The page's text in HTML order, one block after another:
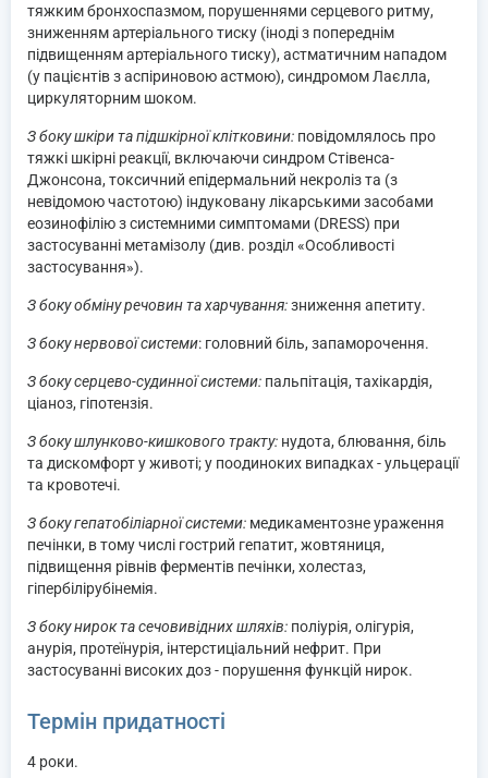
тяжким бронхоспазмом, порушеннями серцевого ритму,
зниженням артеріального тиску (іноді з попереднім
підвищенням артеріального тиску), астматичним нападом
(у пацієнтів з аспіриновою астмою), синдромом Лаєлла,
циркуляторним шоком.
З боку шкіри та підшкірної клітковини: повідомлялось про
тяжкі шкірні реакції, включаючи синдром Стівенса-
Джонсона, токсичний епідермальний некроліз та (з
невідомою частотою) індуковану лікарськими засобами
еозинофілію з системними симптомами (DRESS) при
застосуванні метамізолу (див. розділ «Особливості
застосування»).
З боку обміну речовин та харчування:зниження апетиту.
З боку нервової системи: головний біль, запаморочення.
З боку серцево-судинної системи: пальпітація, тахікардія,
ціаноз, гіпотензія.
З боку шлунково-кишкового тракту: нудота, блювання, біль
та дискомфорт у животі; у поодиноких випадках - ульцерації
та кровотечі.
З боку гепатобіліарної системи: медикаментозне ураження
печінки, в тому числі гострий гепатит, жовтяниця,
підвищення рівнів ферментів печінки, холестаз,
гіпербілірубінемія.
З боку нирок та сечовивідних шляхів: поліурія, олігурія,
анурія, протеїнурія, інтерстиціальний нефрит. При
застосуванні високих доз - порушення функцій нирок.
Термін придатності
4 роки.